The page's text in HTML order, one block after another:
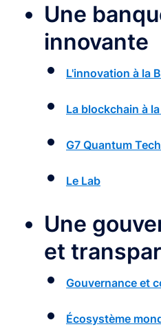
Une
innovante
L'innovation à la
La blockchain à
G7 Quantum
Le Lab
Une
et
Gouvernance et
Écosystème